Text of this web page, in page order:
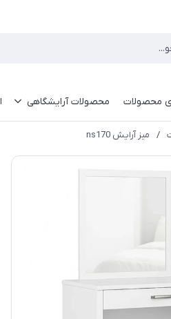
محصولات محصولات آرایشگاهی
/ میز آرایش ns170